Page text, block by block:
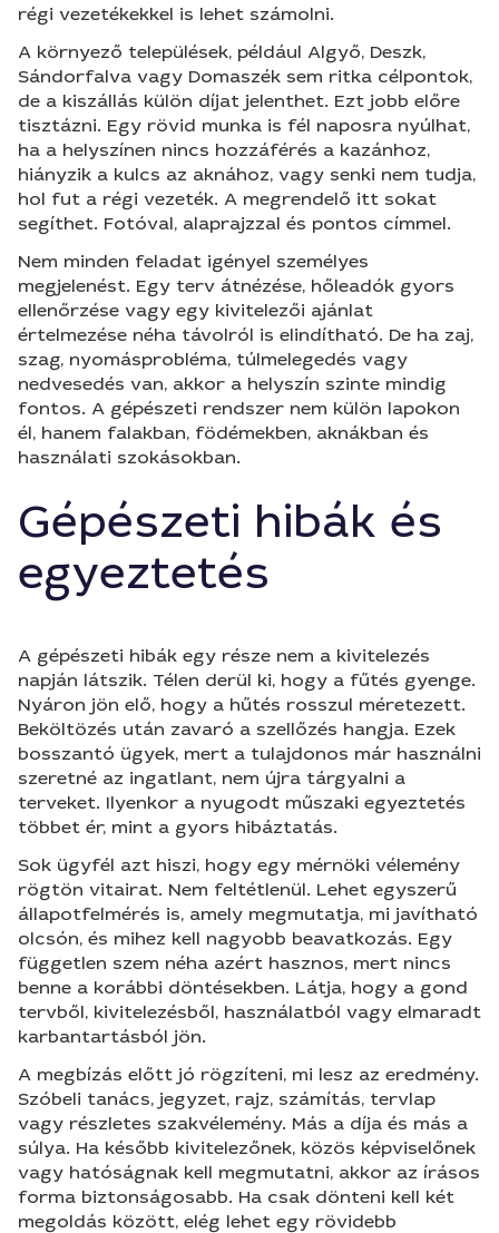
régi vezetékekkel is lehet számolni.
A környező települések, például Algyő, Deszk,
Sándorfalva vagy Domaszék sem ritka célpontok,
de a kiszállás külön díjat jelenthet. Ezt jobb előre
tisztázni. Egy rövid munka is fél naposra nyúlhat,
ha a helyszínen nincs hozzáférés a kazánhoz,
hiányzik a kulcs az aknához, vagy senki nem tudja,
hol fut a régi vezeték. A megrendelő itt sokat
segíthet. Fotóval, alaprajzzal és pontos címmel.
Nem minden feladat igényel személyes
megjelenést. Egy terv átnézése, hőleadók gyors
ellenőrzése vagy egy kivitelezői ajánlat
értelmezése néha távolról is elindítható. De ha zaj,
szag, nyomásprobléma, túlmelegedés vagy
nedvesedés van, akkor a helyszín szinte mindig
fontos. A gépészeti rendszer nem külön lapokon
él, hanem falakban, födémekben, aknákban és
használati szokásokban.
Gépészeti hibák és
egyeztetés
A gépészeti hibák egy része nem a kivitelezés
napján látszik. Télen derül ki, hogy a fűtés gyenge.
Nyáron jön elő, hogy a hűtés rosszul méretezett.
Beköltözés után zavaró a szellőzés hangja. Ezek
bosszantó ügyek, mert a tulajdonos már használni
szeretné az ingatlant, nem újra tárgyalni a
terveket. Ilyenkor a nyugodt műszaki egyeztetés
többet ér, mint a gyors hibáztatás.
Sok ügyfél azt hiszi, hogy egy mérnöki vélemény
rögtön vitairat. Nem feltétlenül. Lehet egyszerű
állapotfelmérés is, amely megmutatja, mi javítható
olcsón, és mihez kell nagyobb beavatkozás. Egy
független szem néha azért hasznos, mert nincs
benne a korábbi döntésekben. Látja, hogy a gond
tervből, kivitelezésből, használatból vagy elmaradt
karbantartásból jön.
A megbízás előtt jó rögzíteni, mi lesz az eredmény.
Szóbeli tanács, jegyzet, rajz, számítás, tervlap
vagy részletes szakvélemény. Más a díja és más a
súlya. Ha később kivitelezőnek, közös képviselőnek
vagy hatóságnak kell megmutatni, akkor az írásos
forma biztonságosabb. Ha csak dönteni kell két
megoldás között, elég lehet egy rövidebb